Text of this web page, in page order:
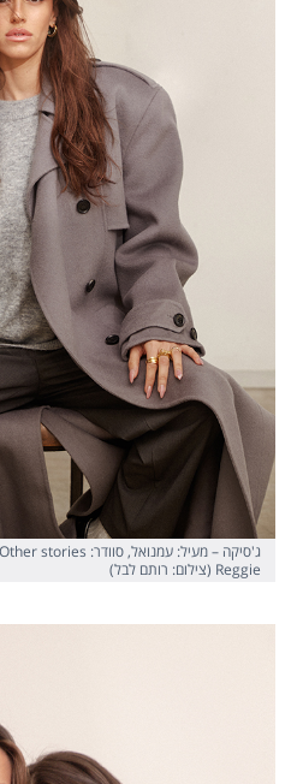
Reggie (צילום: רותם לבל)